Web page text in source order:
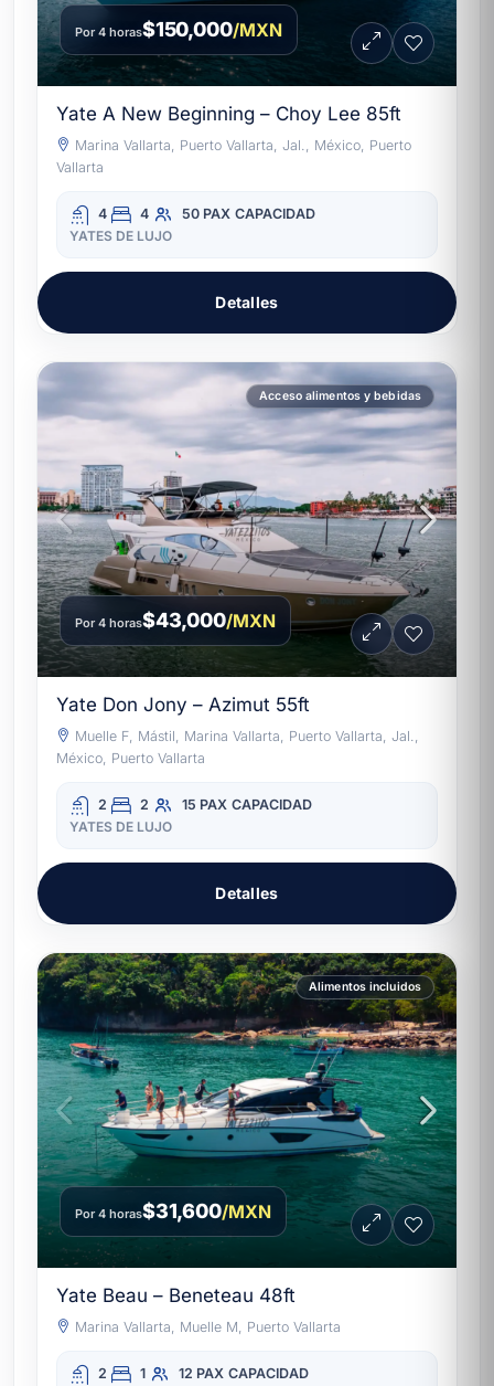
Por 4 horas$150,000/MXN
Yate A New Beginning – Choy Lee 85ft
Marina Vallarta, Puerto Vallarta, Jal., México, Puerto
Vallarta
4 4 50 PAX CAPACIDAD
YATES DE LUJO
Detalles
Acceso alimentos y bebidas
Por 4 horas$43,000/MXN
Yate Don Jony – Azimut 55ft
Muelle F, Mástil, Marina Vallarta, Puerto Vallarta, Jal.,
México, Puerto Vallarta
2 2 15 PAX CAPACIDAD
YATES DE LUJO
Detalles
Alimentos incluidos
Por 4 horas$31,600/MXN
Yate Beau – Beneteau 48ft
Marina Vallarta, Muelle M, Puerto Vallarta
2 1 12 PAX CAPACIDAD